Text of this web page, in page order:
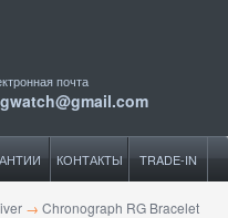
почта
КОНТАКТЫ TRADE-IN
→ Chronograph RG Bracelet